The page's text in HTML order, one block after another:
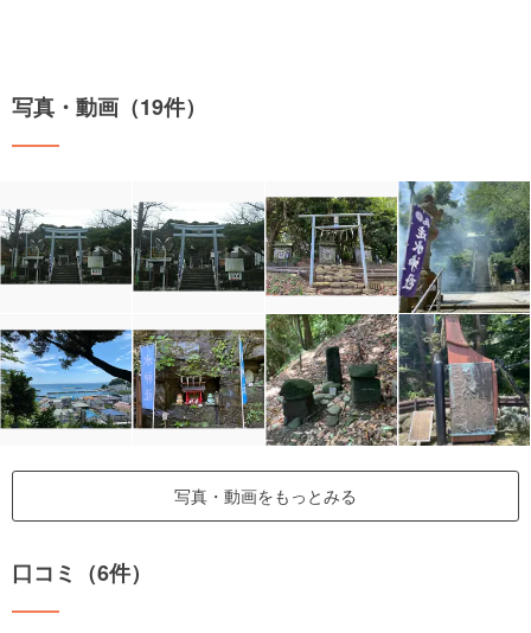
写真・動画（19件）
写真・動画をもっとみる
口コミ（6件）